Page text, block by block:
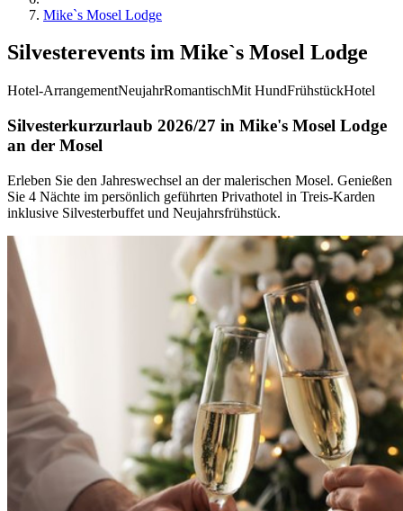
Mike`s Mosel Lodge
Silvesterevents im Mike`s Mosel Lodge
Hotel-ArrangementNeujahrRomantischMit HundFrühstückHotel
Silvesterkurzurlaub 2026/27 in Mike's Mosel Lodge
an der Mosel
Erleben Sie den Jahreswechsel an der malerischen Mosel. Genießen
Sie 4 Nächte im persönlich geführten Privathotel in Treis-Karden
inklusive Silvesterbuffet und Neujahrsfrühstück.